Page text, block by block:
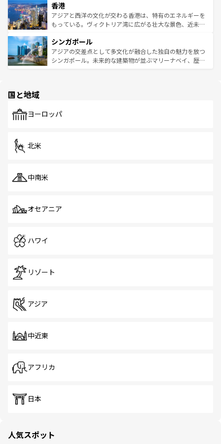
とつ。フォーやバインミー、ベトナムコーヒーなどは、ぜ
ひ現地で味わいたい。どの地域を訪れてもあたたかい人々
が旅行者を迎えてくれるので、きっと忘れられない旅にな
参照してほしい。
の活気が交差している。北部ではチェンマイなどの山岳地
帯で自然と触れ合い、南部ではプーケットやクラビの美し
いビーチでリゾート気分を楽しむことができる。タイ料理
激する。気候は一年中温暖で、どの季節にも異なる楽しみ
が待っている。親しみやすいタイの人々、仏教を中心とし
た文化、そして多様な観光資源が、訪れる旅人を魅了し続
香港
アジアと西洋の文化が交わる香港は、特有のエネルギーを
もっている。ヴィクトリア湾に広がる壮大な景色、近未来
み、どこを訪れても感動するはず。観光スポットが密集し
ており、効率よく見どころを回れるのも魅力。息をのむよ
うな絶景から文化的な体験まで、香港を存分に楽しみ尽く
シンガポール
アジアの交差点として多文化が融合した独自の魅力を放つ
シンガポール。未来的な建築物が並ぶマリーナベイ、歴史
で、ホーカーズは地元の風情を楽しめる外せないスポット
国と地域
ヨーロッパ
北米
中南米
オセアニア
ハワイ
リゾート
アジア
中近東
アフリカ
日本
人気スポット